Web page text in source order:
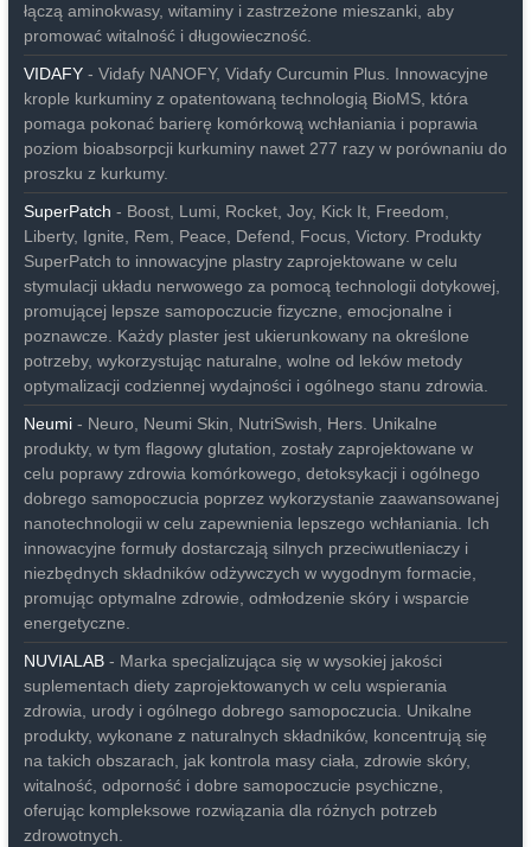
łączą aminokwasy, witaminy i zastrzeżone mieszanki, aby
promować witalność i długowieczność.
VIDAFY- Vidafy NANOFY, Vidafy Curcumin Plus. Innowacyjne
krople kurkuminy z opatentowaną technologią BioMS, która
pomaga pokonać barierę komórkową wchłaniania i poprawia
poziom bioabsorpcji kurkuminy nawet 277 razy w porównaniu do
proszku z kurkumy.
SuperPatch - Boost, Lumi, Rocket, Joy, Kick It, Freedom,
Liberty, Ignite, Rem, Peace, Defend, Focus, Victory. Produkty
SuperPatch to innowacyjne plastry zaprojektowane w celu
stymulacji układu nerwowego za pomocą technologii dotykowej,
promującej lepsze samopoczucie fizyczne, emocjonalne i
poznawcze. Każdy plaster jest ukierunkowany na określone
potrzeby, wykorzystując naturalne, wolne od leków metody
optymalizacji codziennej wydajności i ogólnego stanu zdrowia.
Neumi- Neuro, Neumi Skin, NutriSwish, Hers. Unikalne
produkty, w tym flagowy glutation, zostały zaprojektowane w
celu poprawy zdrowia komórkowego, detoksykacji i ogólnego
dobrego samopoczucia poprzez wykorzystanie zaawansowanej
nanotechnologii w celu zapewnienia lepszego wchłaniania. Ich
innowacyjne formuły dostarczają silnych przeciwutleniaczy i
niezbędnych składników odżywczych w wygodnym formacie,
promując optymalne zdrowie, odmłodzenie skóry i wsparcie
energetyczne.
NUVIALAB- Marka specjalizująca się w wysokiej jakości
suplementach diety zaprojektowanych w celu wspierania
zdrowia, urody i ogólnego dobrego samopoczucia. Unikalne
produkty, wykonane z naturalnych składników, koncentrują się
na takich obszarach, jak kontrola masy ciała, zdrowie skóry,
witalność, odporność i dobre samopoczucie psychiczne,
oferując kompleksowe rozwiązania dla różnych potrzeb
zdrowotnych.